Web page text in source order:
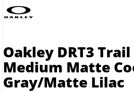
Oakley DRT3
Medium Matte
Gray/Matte Lilac